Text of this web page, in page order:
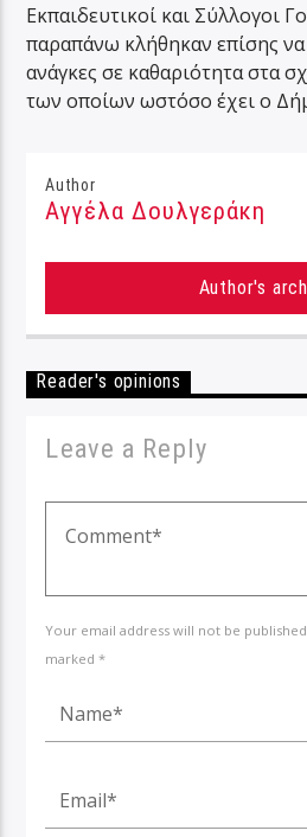
Εκπαιδευτικοί και Σύλλογοι
παραπάνω κλήθηκαν επίσης
ανάγκες σε καθαριότητα στα
των οποίων ωστόσο έχει ο
Author
Αγγέλα Δουλγεράκη
Author's
Reader's opinions
Leave a Reply
Your email address will not be
marked *